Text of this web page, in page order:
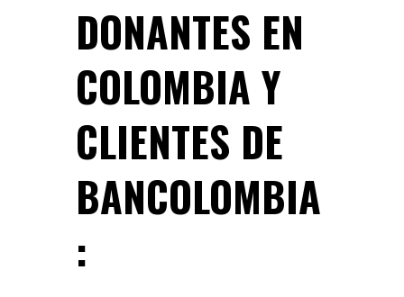
DONANTES EN
COLOMBIA Y
CLIENTES DE
BANCOLOMBIA
: